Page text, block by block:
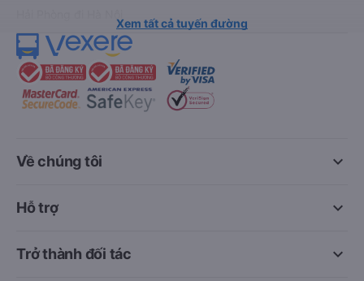
Xem tất cả tuyến đường
keyboard_arrow_down
Về chúng tôi
keyboard_arrow_down
Hỗ trợ
keyboard_arrow_down
Trở thành đối tác